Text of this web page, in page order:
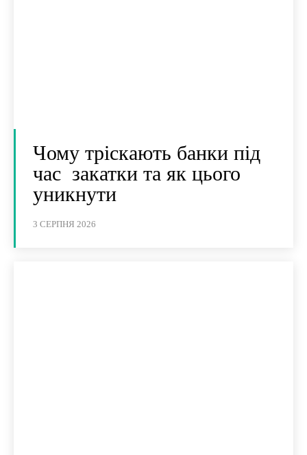
Чому тріскають банки під
час закатки та як цього
уникнути
3 СЕРПНЯ 2026